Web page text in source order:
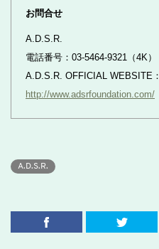
お問合せ
A.D.S.R.
電話番号：03-5464-9321（4K）
A.D.S.R. OFFICIAL WEBSITE：
http://www.adsrfoundation.com/
A.D.S.R.